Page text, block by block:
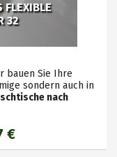
FLEXIBLE
32
bauen Sie Ihre
sondern auch in
nach
€